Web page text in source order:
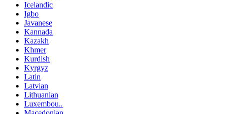
Icelandic
Igbo
Javanese
Kannada
Kazakh
Khmer
Kurdish
Kyrgyz
Latin
Latvian
Lithuanian
Luxembou..